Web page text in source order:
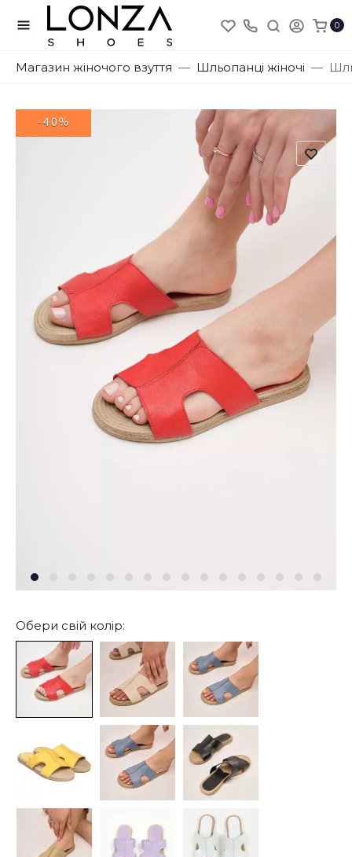
0
Магазин жіночого взуття Шльопанці жіночі
-40%
Обери свій колір: